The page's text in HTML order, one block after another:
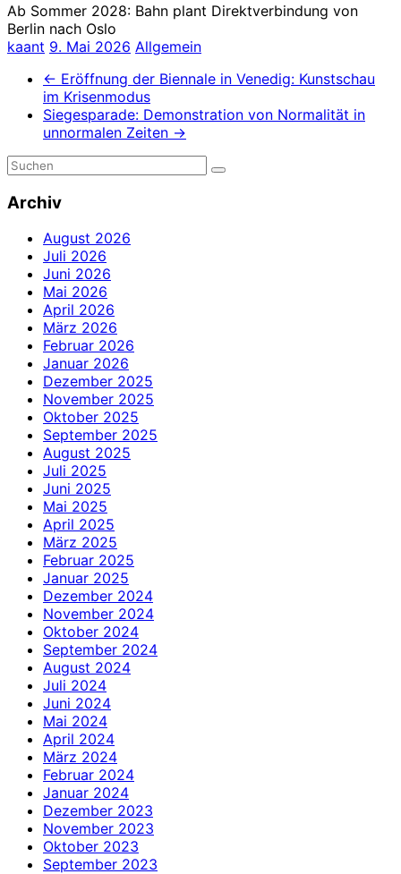
Ab Sommer 2028: Bahn plant Direktverbindung von
Berlin nach Oslo
kaant 9. Mai 2026 Allgemein
← Eröffnung der Biennale in Venedig: Kunstschau
im Krisenmodus
Siegesparade: Demonstration von Normalität in
unnormalen Zeiten →
Archiv
August 2026
Juli 2026
Juni 2026
Mai 2026
April 2026
März 2026
Februar 2026
Januar 2026
Dezember 2025
November 2025
Oktober 2025
September 2025
August 2025
Juli 2025
Juni 2025
Mai 2025
April 2025
März 2025
Februar 2025
Januar 2025
Dezember 2024
November 2024
Oktober 2024
September 2024
August 2024
Juli 2024
Juni 2024
Mai 2024
April 2024
März 2024
Februar 2024
Januar 2024
Dezember 2023
November 2023
Oktober 2023
September 2023